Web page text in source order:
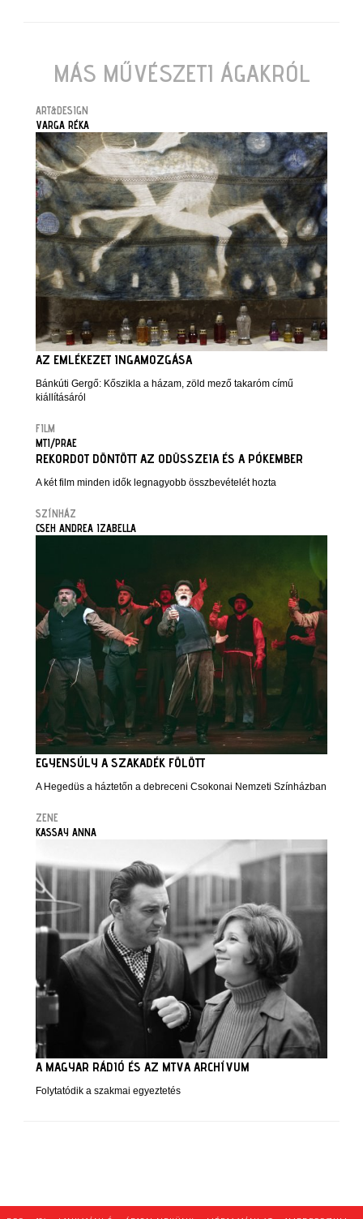
MÁS MŰVÉSZETI ÁGAKRÓL
ART&DESIGN
VARGA RÉKA
AZ EMLÉKEZET INGAMOZGÁSA
Bánkúti Gergő: Kőszikla a házam, zöld mező takaróm című
kiállításáról
FILM
MTI/PRAE
REKORDOT DÖNTÖTT AZ ODÜSSZEIA ÉS A PÓKEMBER
A két film minden idők legnagyobb összbevételét hozta
SZÍNHÁZ
CSEH ANDREA IZABELLA
EGYENSÚLY A SZAKADÉK FÖLÖTT
A Hegedüs a háztetőn a debreceni Csokonai Nemzeti Színházban
ZENE
KASSAY ANNA
A MAGYAR RÁDIÓ ÉS AZ MTVA ARCHÍVUM
Folytatódik a szakmai egyeztetés